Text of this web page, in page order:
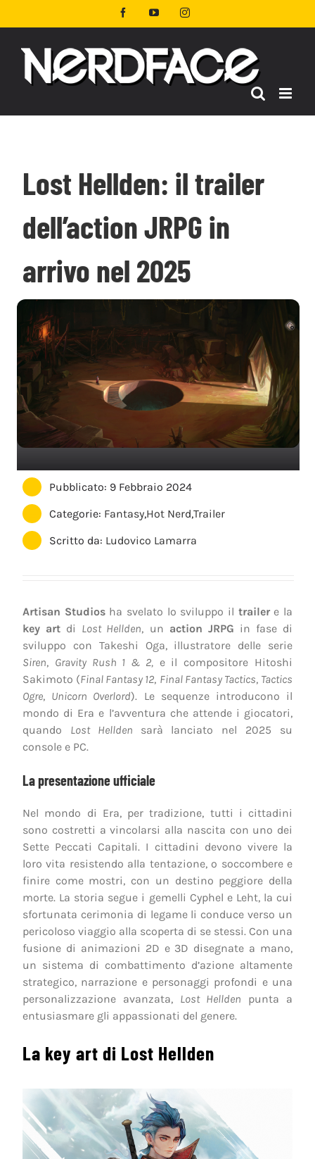
al
FacebookYouTubeInstagram
Lost Hellden: il trailer
dell’action JRPG in
arrivo nel 2025
Pubblicato: 9 Febbraio 2024
Categorie: Fantasy,Hot Nerd,Trailer
Scritto da: Ludovico Lamarra
Artisan Studiosha svelato lo sviluppo il trailere la
key art di Lost Hellden, un action JRPG in fase di
sviluppo con Takeshi Oga, illustratore delle serie
Siren, Gravity Rush 1 & 2, e il compositore Hitoshi
Sakimoto (Final Fantasy 12, Final Fantasy Tactics, Tactics
Ogre, Unicorn Overlord). Le sequenze introducono il
mondo di Era e l’avventura che attende i giocatori,
quando Lost Hellden sarà lanciato nel 2025 su
console e PC.
La presentazione ufficiale
Nel mondo di Era, per tradizione, tutti i cittadini
sono costretti a vincolarsi alla nascita con uno dei
Sette Peccati Capitali. I cittadini devono vivere la
loro vita resistendo alla tentazione, o soccombere e
finire come mostri, con un destino peggiore della
morte. La storia segue i gemelli Cyphel e Leht, la cui
sfortunata cerimonia di legame li conduce verso un
pericoloso viaggio alla scoperta di se stessi. Con una
fusione di animazioni 2D e 3D disegnate a mano,
un sistema di combattimento d’azione altamente
strategico, narrazione e personaggi profondi e una
personalizzazione avanzata, Lost Hellden punta a
entusiasmare gli appassionati del genere.
La key art di Lost Hellden